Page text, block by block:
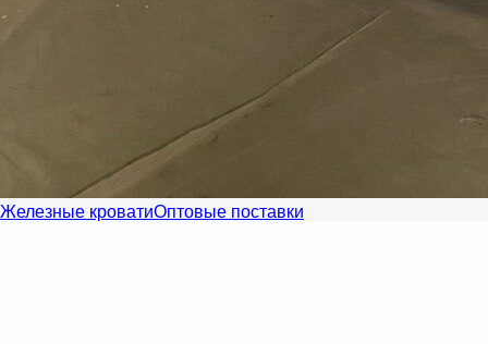
Железные кроватиОптовые поставки